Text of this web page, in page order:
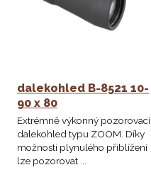
dalekohled B-8521 10-
90 x 80
Extrémně výkonný pozorovací
dalekohled typu ZOOM. Díky
možnosti plynulého přiblížení
lze pozorovat ...